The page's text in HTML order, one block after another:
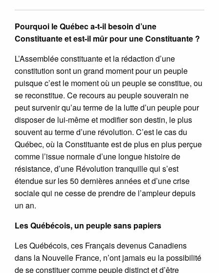
Pourquoi le Québec a-t-il besoin d’une
Constituante et est-il mûr pour une Constituante ?
L’Assemblée constituante et la rédaction d’une
constitution sont un grand moment pour un peuple
puisque c’est le moment où un peuple se constitue, ou
se reconstitue. Ce recours au peuple souverain ne
peut survenir qu’au terme de la lutte d’un peuple pour
disposer de lui-même et modifier son destin, le plus
souvent au terme d’une révolution. C’est le cas du
Québec, où la Constituante est de plus en plus perçue
comme l’issue normale d’une longue histoire de
résistance, d’une Révolution tranquille qui s’est
étendue sur les 50 dernières années et d’une crise
sociale qui ne cesse de prendre de l’ampleur depuis
un an.
Les Québécois, un peuple sans papiers
Les Québécois, ces Français devenus Canadiens
dans la Nouvelle France, n’ont jamais eu la possibilité
de se constituer comme peuple distinct et d’être